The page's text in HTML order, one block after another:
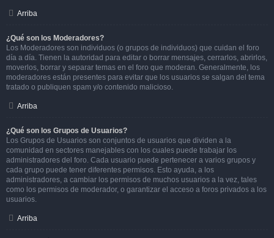
Arriba
¿Qué son los Moderadores?
Los Moderadores son individuos (o grupos de individuos) que cuidan el foro
día a día. Tienen la autoridad para editar o borrar mensajes, cerrarlos, abrirlos,
moverlos, borrar y separar temas en el foro que moderan. Generalmente, los
moderadores están presentes para evitar que los usuarios se salgan del tema
tratado o publiquen spam y/o contenido malicioso.
Arriba
¿Qué son los Grupos de Usuarios?
Los Grupos de Usuarios son conjuntos de usuarios que dividen a la
comunidad en sectores manejables con los cuales puede trabajar los
administradores del foro. Cada usuario puede pertenecer a varios grupos y
cada grupo puede tener diferentes permisos. Esto ayuda, a los
administradores, a cambiar los permisos de muchos usuarios a la vez, tales
como los permisos de moderador, o garantizar el acceso a foros privados a los
usuarios.
Arriba